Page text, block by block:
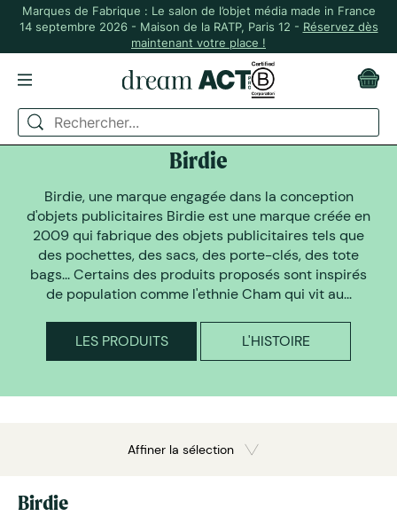
Marques de Fabrique : Le salon de l’objet média made in France
14 septembre 2026 - Maison de la RATP, Paris 12 - Réservez dès
maintenant votre place !
DREAM ACT A SELECTIONNÉ
Birdie
Birdie, une marque engagée dans la conception
d'objets publicitaires Birdie est une marque créée en
2009 qui fabrique des objets publicitaires tels que
des pochettes, des sacs, des porte-clés, des tote
bags... Certains des produits proposés sont inspirés
de population comme l'ethnie Cham qui vit au...
LES PRODUITS L'HISTOIRE
Affiner la sélection
Birdie